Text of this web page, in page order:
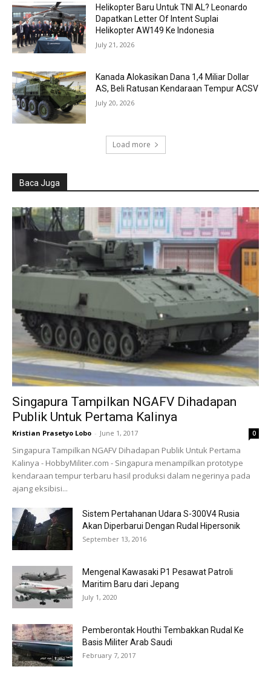
Helikopter Baru Untuk TNI AL? Leonardo
Dapatkan Letter Of Intent Suplai
Helikopter AW149 Ke Indonesia
July 21, 2026
Kanada Alokasikan Dana 1,4 Miliar Dollar
AS, Beli Ratusan Kendaraan Tempur ACSV
July 20, 2026
Load more
Baca Juga
Singapura Tampilkan NGAFV Dihadapan
Publik Untuk Pertama Kalinya
Kristian Prasetyo Lobo - June 1, 2017 0
Singapura Tampilkan NGAFV Dihadapan Publik Untuk Pertama
Kalinya - HobbyMiliter.com - Singapura menampilkan prototype
kendaraan tempur terbaru hasil produksi dalam negerinya pada
ajang eksibisi...
Sistem Pertahanan Udara S-300V4 Rusia
Akan Diperbarui Dengan Rudal Hipersonik
September 13, 2016
Mengenal Kawasaki P1 Pesawat Patroli
Maritim Baru dari Jepang
July 1, 2020
Pemberontak Houthi Tembakkan Rudal Ke
Basis Militer Arab Saudi
February 7, 2017